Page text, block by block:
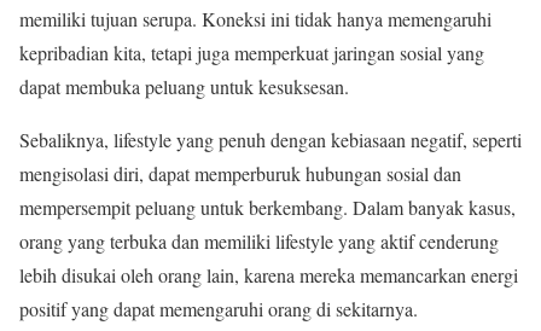
memiliki tujuan serupa. Koneksi ini tidak hanya memengaruhi
kepribadian kita, tetapi juga memperkuat jaringan sosial yang
dapat membuka peluang untuk kesuksesan.
Sebaliknya, lifestyle yang penuh dengan kebiasaan negatif, seperti
mengisolasi diri, dapat memperburuk hubungan sosial dan
mempersempit peluang untuk berkembang. Dalam banyak kasus,
orang yang terbuka dan memiliki lifestyle yang aktif cenderung
lebih disukai oleh orang lain, karena mereka memancarkan energi
positif yang dapat memengaruhi orang di sekitarnya.